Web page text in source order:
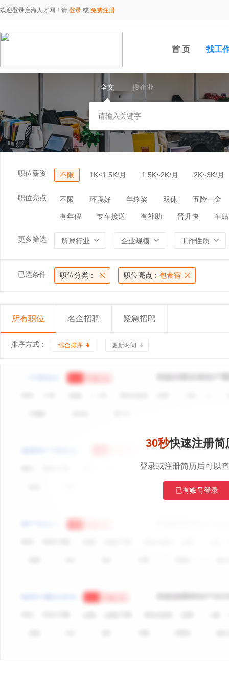
欢迎登录启海人才网！请 登录 或 免费注册
首 页 找工
全文 搜企业
职位薪资 不限 1K~1.5K/月 1.5K~2K/月 2K~3K/月
职位亮点 不限 环境好 年终奖 双休 五险一金
有年假 专车接送 有补助 晋升快 车贴
更多筛选 所属行业 企业规模 工作性质
已选条件 职位分类： 职位亮点： 包食宿
所有职位 名企招聘 紧急招聘
排序方式： 综合排序 更新时间
30秒快速注册简
登录或注册简历后可以
已有账号登录